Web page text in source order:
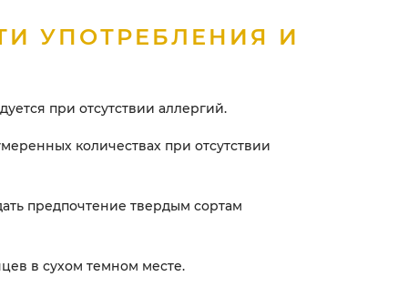
УПОТРЕБЛЕНИЯ И
при отсутствии аллергий.
количествах при отсутствии
предпочтение твердым сортам
в сухом темном месте.